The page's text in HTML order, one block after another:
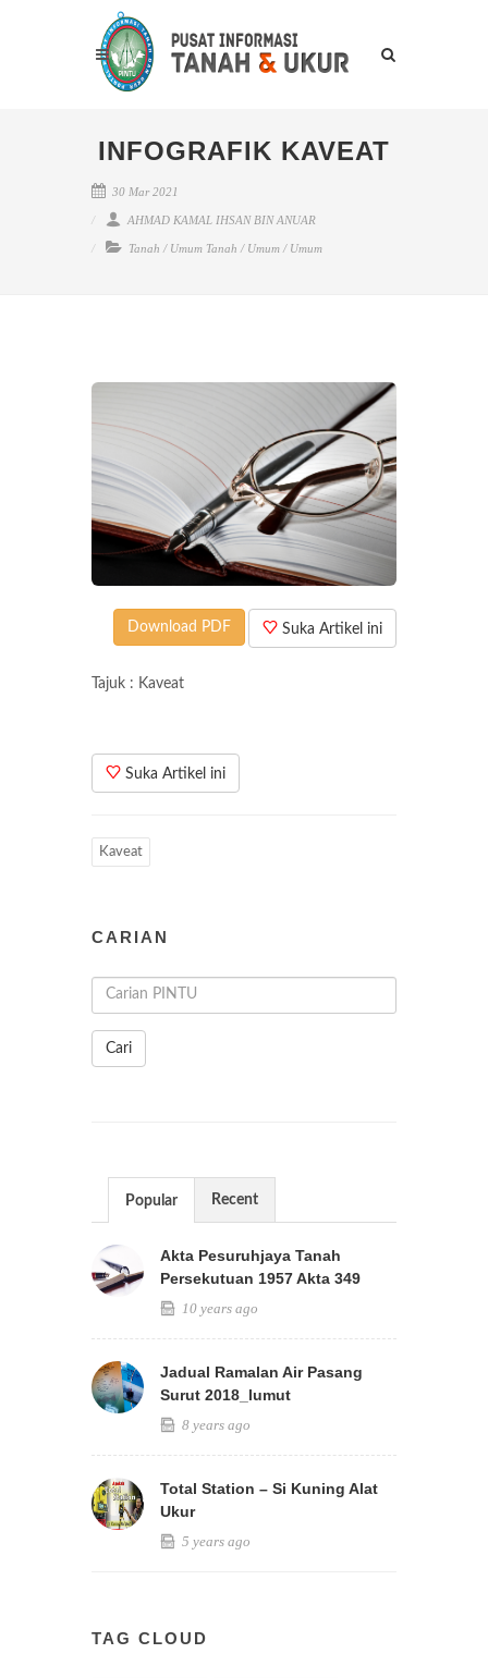
INFOGRAFIK KAVEAT
30 Mar 2021
AHMAD KAMAL IHSAN BIN ANUAR
Tanah / Umum Tanah / Umum / Umum
Suka Artikel ini
Download PDF
Tajuk : Kaveat
Suka Artikel ini
Kaveat
CARIAN
Cari
Popular Recent
Akta Pesuruhjaya Tanah
Persekutuan 1957 Akta 349
10 years ago
Jadual Ramalan Air Pasang
Surut 2018_lumut
8 years ago
Total Station – Si Kuning Alat
Ukur
5 years ago
TAG CLOUD